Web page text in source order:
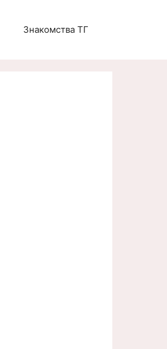
Знакомства ТГ